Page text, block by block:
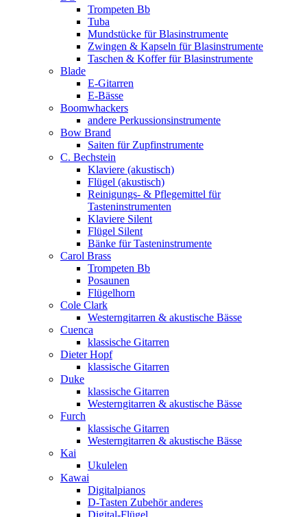
Trompeten Bb
Tuba
Mundstücke für Blasinstrumente
Zwingen & Kapseln für Blasinstrumente
Taschen & Koffer für Blasinstrumente
Blade
E-Gitarren
E-Bässe
Boomwhackers
andere Perkussionsinstrumente
Bow Brand
Saiten für Zupfinstrumente
C. Bechstein
Klaviere (akustisch)
Flügel (akustisch)
Reinigungs- & Pflegemittel für
Tasteninstrumenten
Klaviere Silent
Flügel Silent
Bänke für Tasteninstrumente
Carol Brass
Trompeten Bb
Posaunen
Flügelhorn
Cole Clark
Westerngitarren & akustische Bässe
Cuenca
klassische Gitarren
Dieter Hopf
klassische Gitarren
Duke
klassische Gitarren
Westerngitarren & akustische Bässe
Furch
klassische Gitarren
Westerngitarren & akustische Bässe
Kai
Ukulelen
Kawai
Digitalpianos
D-Tasten Zubehör anderes
Digital-Flügel